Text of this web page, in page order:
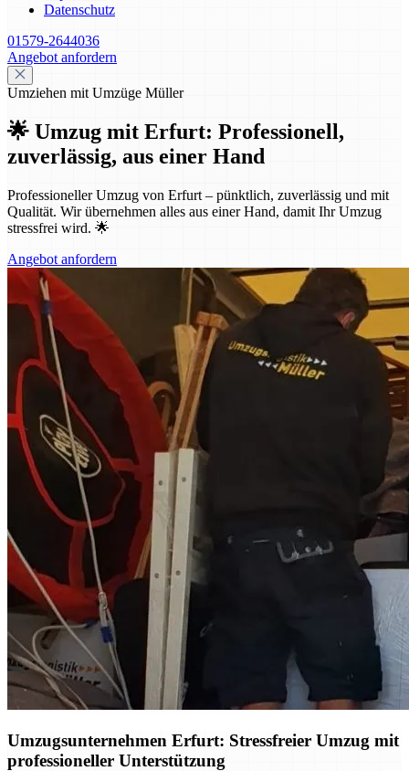
Datenschutz
01579-2644036
Angebot anfordern
Umziehen mit Umzüge Müller
🌟 Umzug mit Erfurt: Professionell,
zuverlässig, aus einer Hand
Professioneller Umzug von Erfurt – pünktlich, zuverlässig und mit
Qualität. Wir übernehmen alles aus einer Hand, damit Ihr Umzug
stressfrei wird. 🌟
Angebot anfordern
Umzugsunternehmen Erfurt: Stressfreier Umzug mit
professioneller Unterstützung